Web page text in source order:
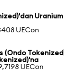
UECon
(Ondo
UECon